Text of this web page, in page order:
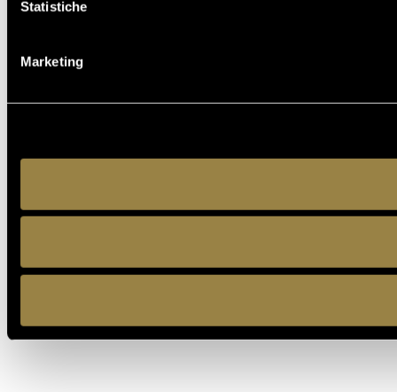
Statistiche
Marketing